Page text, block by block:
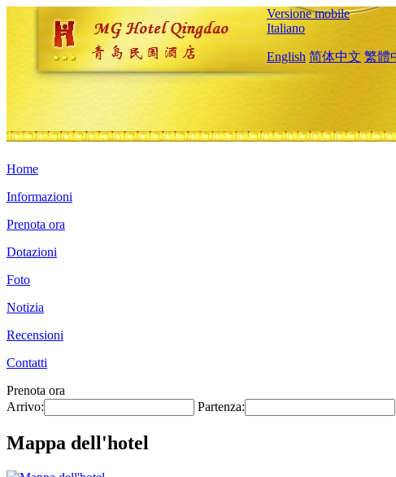
Versione mobile
Italiano
English 简体中文 繁體
Home
Informazioni
Prenota ora
Dotazioni
Foto
Notizia
Recensioni
Contatti
Prenota ora
Arrivo:
Partenza:
Mappa dell'hotel